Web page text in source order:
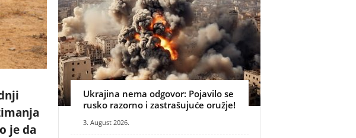
je da
Ukrajina nema odgovor: Pojavilo se
rusko razorno i zastrašujuće oružje!
3. August 2026.